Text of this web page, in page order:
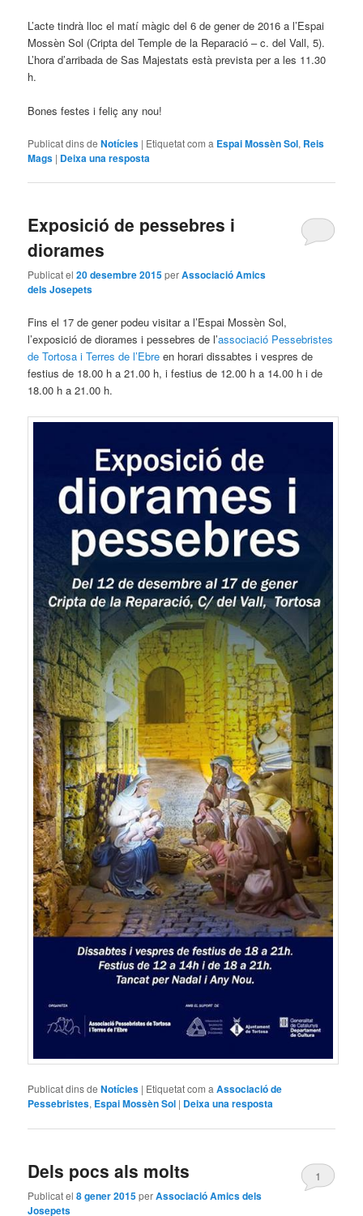
L’acte tindrà lloc el matí màgic del 6 de gener de 2016 a l’Espai
Mossèn Sol (Cripta del Temple de la Reparació – c. del Vall, 5).
L’hora d’arribada de Sas Majestats està prevista per a les 11.30
h.
Bones festes i feliç any nou!
Publicat dins de Notícies | Etiquetat com a Espai Mossèn Sol, Reis
Mags | Deixa una resposta
Exposició de pessebres i
diorames
Publicat el20 desembre 2015perAssociació Amics
dels Josepets
Fins el 17 de gener podeu visitar a l’Espai Mossèn Sol,
l’exposició de diorames i pessebres de l’associació Pessebristes
de Tortosa i Terres de l’Ebre en horari dissabtes i vespres de
festius de 18.00 h a 21.00 h, i festius de 12.00 h a 14.00 h i de
18.00 h a 21.00 h.
Publicat dins de Notícies | Etiquetat com aAssociació de
Pessebristes, Espai Mossèn Sol | Deixa una resposta
Dels pocs als molts
Publicat el8 gener 2015perAssociació Amics dels
Josepets
1